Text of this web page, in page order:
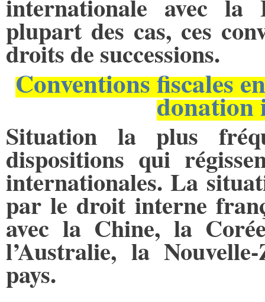
internationale avec la
plupart des cas, ces
droits de successions.
Conventions fiscales
donation
Situation la plus
dispositions qui
internationales. La
par le droit interne
avec la Chine, la
l’Australie, la
pays.